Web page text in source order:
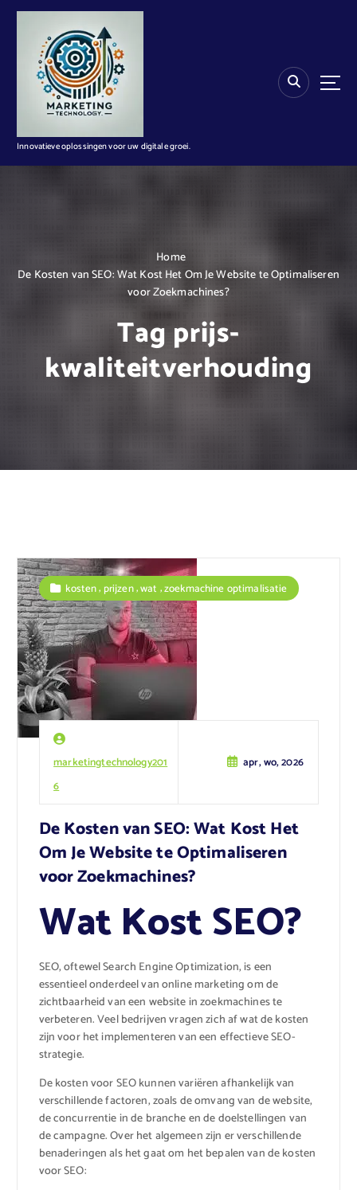
n
Innovatieve oplossingen voor uw digitale groei.
Home
De Kosten van SEO: Wat Kost Het Om Je Website te Optimaliseren
voor Zoekmachines?
Tag prijs-
kwaliteitverhouding
marketingtechnology201
6
apr, wo, 2026
kosten,prijzen,wat ,zoekmachine optimalisatie
De Kosten van SEO: Wat Kost Het
Om Je Website te Optimaliseren
voor Zoekmachines?
Wat Kost SEO?
SEO, oftewel Search Engine Optimization, is een
essentieel onderdeel van online marketing om de
zichtbaarheid van een website in zoekmachines te
verbeteren. Veel bedrijven vragen zich af wat de kosten
zijn voor het implementeren van een effectieve SEO-
strategie.
De kosten voor SEO kunnen variëren afhankelijk van
verschillende factoren, zoals de omvang van de website,
de concurrentie in de branche en de doelstellingen van
de campagne. Over het algemeen zijn er verschillende
benaderingen als het gaat om het bepalen van de kosten
voor SEO: